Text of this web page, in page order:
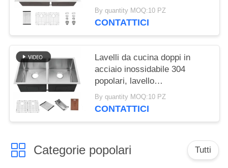
Sus304 finitura spazzolata
32x19 pollici lavandino a
By quantity MOQ:10 PZ
CONTATTICI
Lavelli da cucina doppi in
acciaio inossidabile 304
popolari, lavello
multifunzionale con accessori
By quantity MOQ:10 PZ
CONTATTICI
Categorie popolari Tutti